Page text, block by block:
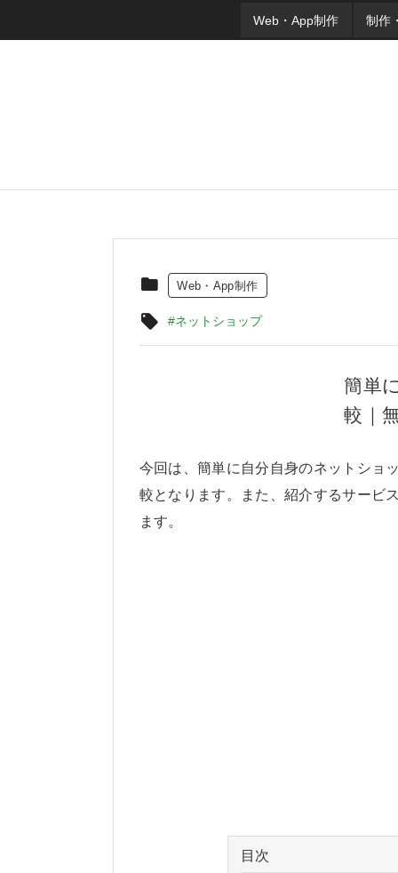
Web・App制作 制作
Web・App制作
#ネットショップ
簡単
較｜
今回は、簡単に自分自身のネットショ
較となります。また、紹介するサービ
ます。
目次